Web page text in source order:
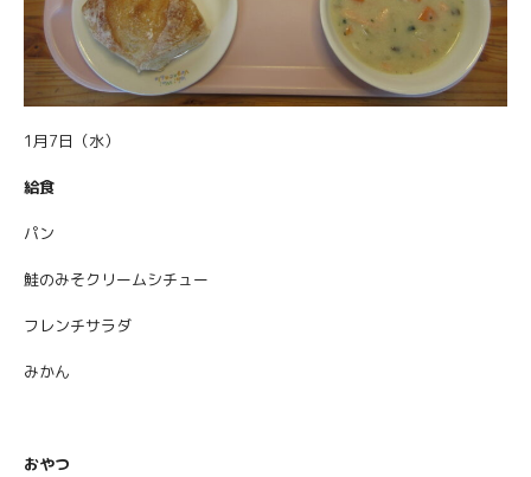
1月7日（水）
給食
パン
鮭のみそクリームシチュー
フレンチサラダ
みかん
おやつ